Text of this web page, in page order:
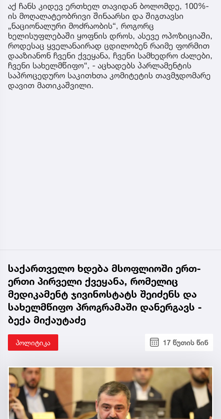
აქ ჩანს კიდევ ერთხელ თავიდან ბოლომდე, 100%-
ის მოღალატეობრივი შინაარსი და შიგთავსი
„ნაციონალური მოძრაობის“, როგორც
ხელისუფლებაში ყოფნის დროს, ასევე ოპოზიციაში,
როდესაც ყველანაირად ცდილობენ რაიმე ფორმით
დააზიანონ ჩვენი ქვეყანა, ჩვენი სამხედრო ძალები,
ჩვენი სახელმწიფო“, - აცხადებს პარლამენტის
საპროცედურო საკითხთა კომიტეტის თავმჯდომარე
დავით მათიკაშვილი.
საქართველო ხდება მსოფლიოში ერთ-
ერთი პირველი ქვეყანა, რომელიც
მედიკამენტ ჯივინოსტატს შეიძენს და
სახელმწიფო პროგრამაში დანერგავს -
ბექა მიქაუტაძე
პოლიტიკა 17 წუთის წინ